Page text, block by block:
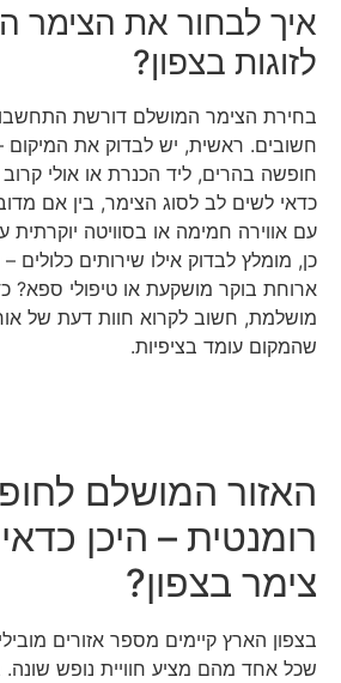
איך לבחור את הצימר
לזוגות בצפון?
בחירת הצימר המושלם דורשת
חשובים. ראשית, יש לבדוק את
חופשה בהרים, ליד הכנרת או אולי
כדאי לשים לב לסוג הצימר, בין אם
עם אווירה חמימה או בסוויטה
כן, מומלץ לבדוק אילו שירותים כלולים
ארוחת בוקר מושקעת או טיפולי ספא?
מושלמת, חשוב לקרוא חוות דעת של
שהמקום עומד בציפיות.
האזור המושלם
רומנטית – היכן
צימר בצפון?
בצפון הארץ קיימים מספר אזורים
שכל אחד מהם מציע חוויית נופש שונה.